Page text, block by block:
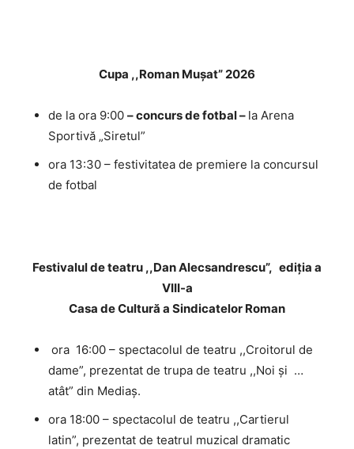
Cupa ,,Roman Mușat” 2026
de la ora 9:00 – concurs de fotbal – la Arena
Sportivă „Siretul”
ora 13:30 – festivitatea de premiere la concursul
de fotbal
Festivalul de teatru ,,Dan Alecsandrescu”, ediția a
VIII-a
Casa de Cultură a Sindicatelor Roman
ora 16:00 – spectacolul de teatru ,,Croitorul de
dame”, prezentat de trupa de teatru ,,Noi și …
atât” din Mediaș.
ora 18:00 – spectacolul de teatru ,,Cartierul
latin”, prezentat de teatrul muzical dramatic